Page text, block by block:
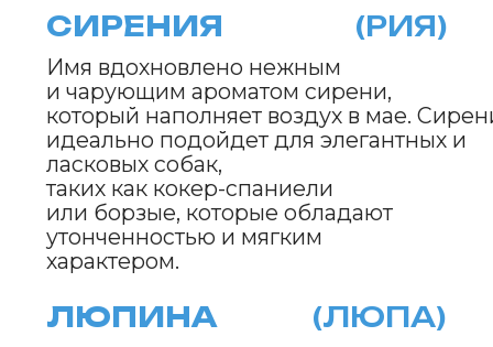
и утонченных собак, таких как
афганские борзые или сеттеры,
и изысканностью.